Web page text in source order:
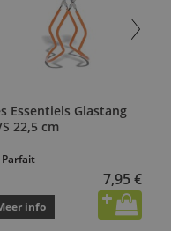
Essentiels Glastang
22,5 cm
Parfait
7,95 €
info